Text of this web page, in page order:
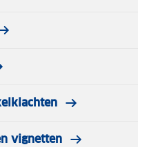
vignetten